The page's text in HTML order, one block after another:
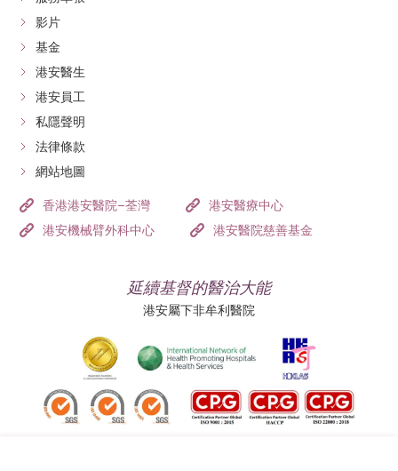
影片
基金
港安醫生
港安員工
私隱聲明
法律條款
網站地圖
香港港安醫院–荃灣
港安醫療中心
港安機械臂外科中心
港安醫院慈善基金
延續基督的醫治大能
港安屬下非牟利醫院